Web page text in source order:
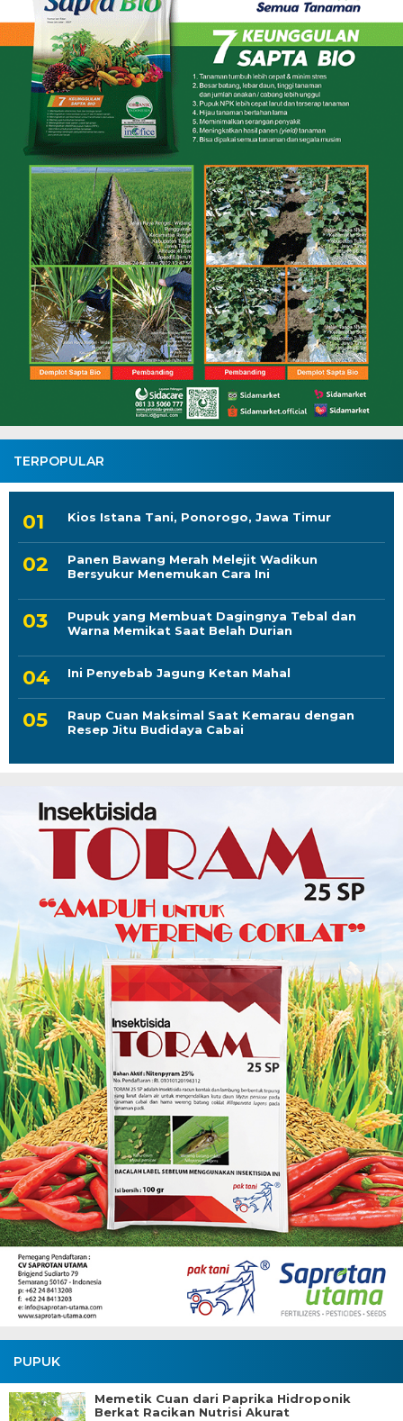
TERPOPULAR
Kios Istana Tani, Ponorogo, Jawa Timur
Panen Bawang Merah Melejit Wadikun
Bersyukur Menemukan Cara Ini
Pupuk yang Membuat Dagingnya Tebal dan
Warna Memikat Saat Belah Durian
Ini Penyebab Jagung Ketan Mahal
Raup Cuan Maksimal Saat Kemarau dengan
Resep Jitu Budidaya Cabai
PUPUK
Memetik Cuan dari Paprika Hidroponik
Berkat Racikan Nutrisi Akurat